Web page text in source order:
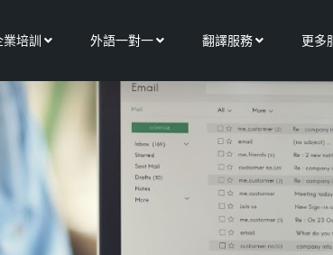
我們
業培訓 Open 企業培訓
外語一對一Open 外語一對一
翻譯服務Open 翻譯
更多